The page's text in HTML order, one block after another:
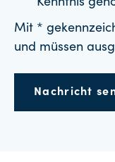
Kenntnis
Mit *
und müssen
Nachricht